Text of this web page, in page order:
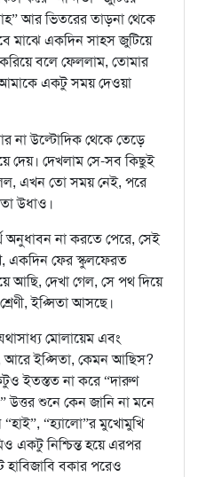
আর ভিতরের তাড়না থেকে
মাঝে একদিন সাহস জুটিয়ে
করিয়ে বলে ফেললাম, তোমার
আমাকে একটু সময় দেওয়া
না উল্টোদিক থেকে তেড়ে
দেয়। দেখলাম সে-সব কিছুই
এখন তো সময় নেই, পরে
উধাও।
অনুধাবন না করতে পেরে, সেই
একদিন ফের স্কুলফেরত
আছি, দেখা গেল, সে পথ দিয়ে
ইপ্সিতা আসছে।
মোলায়েম এবং
আরে ইপ্সিতা, কেমন আছিস?
ইতস্তত না করে “দারুণ
শুনে কেন জানি না মনে
“হ্যালো”র মুখোমুখি
একটু নিশ্চিন্ত হয়ে এরপর
হাবিজাবি বকার পরেও